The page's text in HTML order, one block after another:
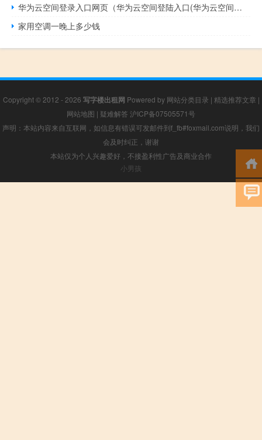
华为云空间登录入口网页（华为云空间登陆入口(华为云空间登录入口)）
家用空调一晚上多少钱
Copyright © 2012 - 2026 写字楼出租网 Powered by 网站分类目录 | 精选推荐文章 |
网站地图 | 疑难解答 沪ICP备07505571号
声明：本站内容来自互联网，如信息有错误可发邮件到f_fb#foxmail.com说明，我们
会及时纠正，谢谢
本站仅为个人兴趣爱好，不接盈利性广告及商业合作
小男孩